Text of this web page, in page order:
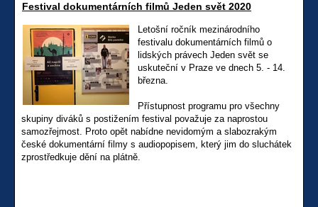
Festival dokumentárních filmů Jeden svět 2020
Letošní ročník mezinárodního
festivalu dokumentárních filmů o
lidských právech Jeden svět se
uskuteční v Praze ve dnech 5. - 14.
března.
Přístupnost programu pro všechny
skupiny diváků s postižením festival považuje za naprostou
samozřejmost. Proto opět nabídne nevidomým a slabozrakým
české dokumentární filmy s audiopopisem, který jim do sluchátek
zprostředkuje dění na plátně.